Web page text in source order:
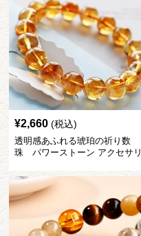
¥2,660 (税込)
透明感あふれる琥珀の祈り数
珠 パワーストーン アクセサリ